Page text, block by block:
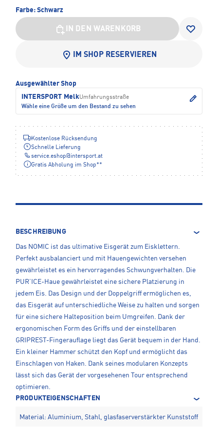
Farbe: Schwarz
IN DEN WARENKORB
IM SHOP RESERVIEREN
Ausgewählter Shop
INTERSPORT MelkUmfahrungsstraße
Wähle eine Größe um den Bestand zu sehen
Kostenlose Rücksendung
Schnelle Lieferung
service.eshop@ intersport.at
Gratis Abholung im Shop**
BESCHREIBUNG
Das NOMIC ist das ultimative Eisgerät zum Eisklettern.
Perfekt ausbalanciert und mit Hauengewichten versehen
gewährleistet es ein hervorragendes Schwungverhalten. Die
PUR’ICE-Haue gewährleistet eine sichere Platzierung in
jedem Eis. Das Design und der Doppelgriff ermöglichen es,
das Eisgerät auf unterschiedliche Weise zu halten und sorgen
für eine sichere Halteposition beim Umgreifen. Dank der
ergonomischen Form des Griffs und der einstellbaren
GRIPREST-Fingerauflage liegt das Gerät bequem in der Hand.
Ein kleiner Hammer schützt den Kopf und ermöglicht das
Einschlagen von Haken. Dank seines modularen Konzepts
lässt sich das Gerät der vorgesehenen Tour entsprechend
optimieren.
PRODUKTEIGENSCHAFTEN
Material: Aluminium, Stahl, glasfaserverstärkter Kunststoff